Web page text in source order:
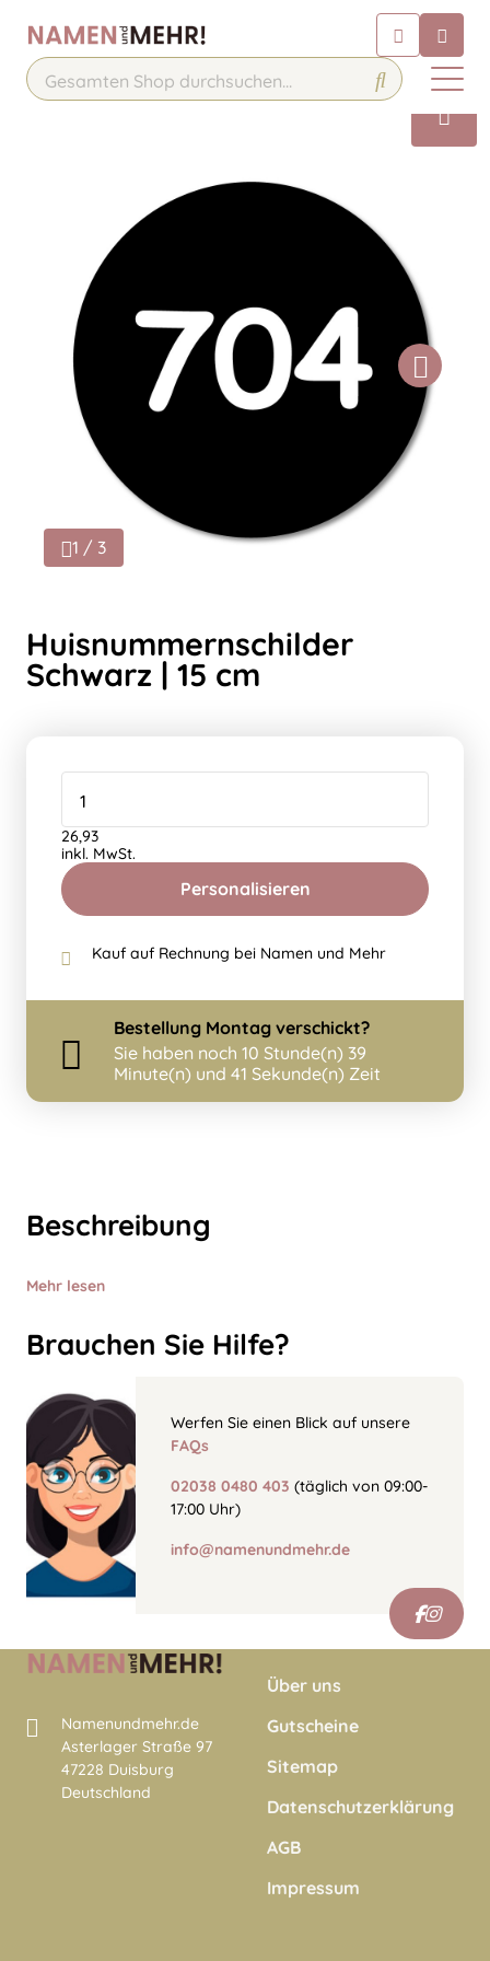
Chatten Sie 24/7 mit unserem
hilfreichen Chatbot
Kontakt
Beschreibung
Mehr lesen
Brauchen Sie Hilfe?
Werfen Sie einen Blick auf unsere
FAQs
02038 0480 403 (täglich von 09:00-
17:00 Uhr)
info@namenundmehr.de
1 / 3
Huisnummernschilder
Schwarz | 15 cm
Personalisieren
26,93
inkl. MwSt.
Kauf auf Rechnung bei Namen und Mehr
Bestellung Montag verschickt?
Sie haben noch 10 Stunde(n) 39
Minute(n) und 40 Sekunde(n) Zeit
Namenundmehr.de
Asterlager Straße 97
47228 Duisburg
Deutschland
Über uns
Gutscheine
Sitemap
Datenschutzerklärung
AGB
Impressum